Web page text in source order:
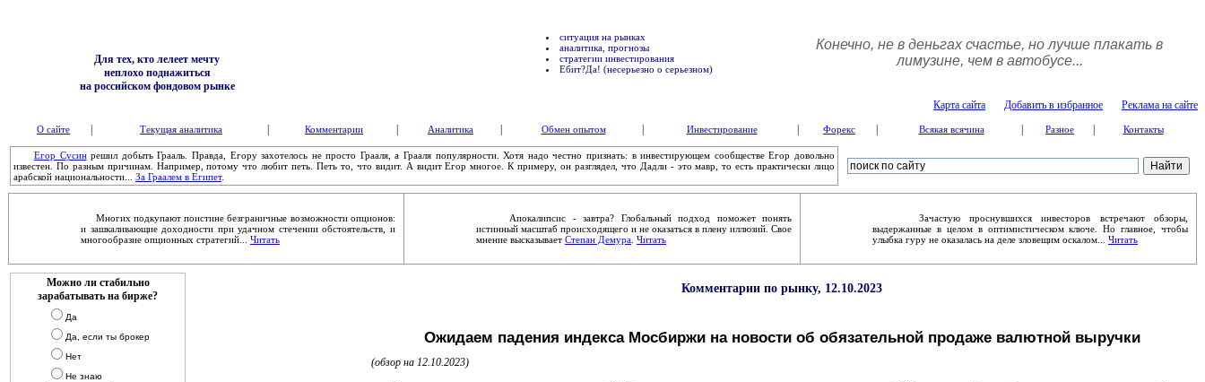
Для тех, кто лелеет мечту
неплохо поднажиться
на российском фондовом рынке
ситуация на рынках
аналитика, прогнозы
стратегии инвестирования
Ебит?Да! (несерьезно о серьезном)
Конечно, не в деньгах счастье, но лучше плакать в
лимузине, чем в автобусе...
Карта сайта Добавить в избранное Реклама на сайте
О сайте Текущая аналитика Комментарии Аналитика Обмен опытом Инвестирование Форекс Всякая всячина Разное Контакты
Егор Сусинрешил добыть Грааль. Правда, Егору захотелось не просто Грааля, а Грааля популярности. Хотя надо честно признать: в инвестирующем сообществе Егор довольно
известен. По разным причинам. Например, потому что любит петь. Петь то, что видит. А видит Егор многое. К примеру, он разглядел, что Дадли - это мавр, то есть практически лицо
арабской национальности... За Граалем в Египет.
Многих подкупают поистине безграничные возможности опционов:
и зашкаливающие доходности при удачном стечении обстоятельств, и
многообразие опционных стратегий... Читать
Апокалипсис - завтра? Глобальный подход поможет понять
истинный масштаб происходящего и не оказаться в плену иллюзий. Свое
мнение высказывает Степан Демура Читать
Зачастую проснувшихся инвесторов встречают обзоры,
выдержанные в целом в оптимистическом ключе. Но главное, чтобы
улыбка гуру не оказалась на деле зловещим оскалом... Читать
Можно ли стабильно
зарабатывать на бирже?
Да
Да, если ты брокер
Нет
Не знаю
Комментарии по рынку, 12.10.2023
Ожидаем падения индекса Мосбиржи на новости об обязательной продаже валютной выручки
(обзор на 12.10.2023)